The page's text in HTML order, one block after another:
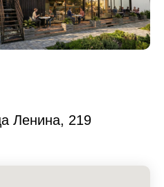
Ленина, 219